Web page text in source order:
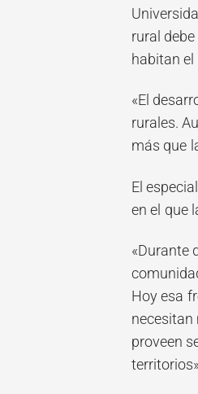
rural
habitan
«El
rurales.
más que
El
en el que
«Durante
Hoy esa
necesitan
proveen